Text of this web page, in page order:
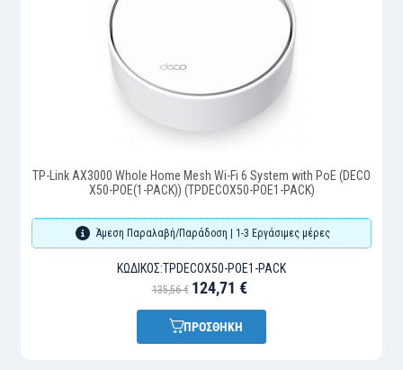
TP-Link AX3000 Whole Home Mesh Wi-Fi 6 System with PoE (DECO
X50-POE(1-PACK)) (TPDECOX50-POE1-PACK)
Άμεση Παραλαβή/Παράδοση | 1-3 Εργάσιμες μέρες
ΚΩΔΙΚΌΣ:TPDECOX50-POE1-PACK
135,56 € 124,71 €
ΠΡΟΣΘΗΚΗ